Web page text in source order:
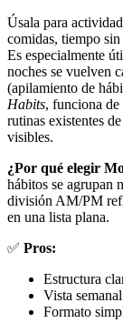
Úsala para
comidas, tiempo
Es especialmente
noches se vuelven
(apilamiento de
Habits, funciona de
rutinas existentes
visibles.
¿Por qué elegir
hábitos se agrupan
división AM/PM
en una lista plana.
✅ Pros:
Estructura
Vista
Formato